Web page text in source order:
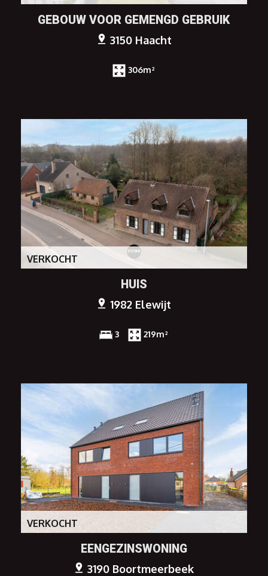
GEBOUW VOOR GEMENGD GEBRUIK
3150 Haacht
306m²
VERKOCHT
HUIS
1982 Elewijt
3 219m²
VERKOCHT
EENGEZINSWONING
3190 Boortmeerbeek